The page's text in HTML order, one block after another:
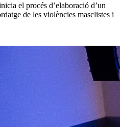
el procés d’elaboració d’un
de les violències masclistes i